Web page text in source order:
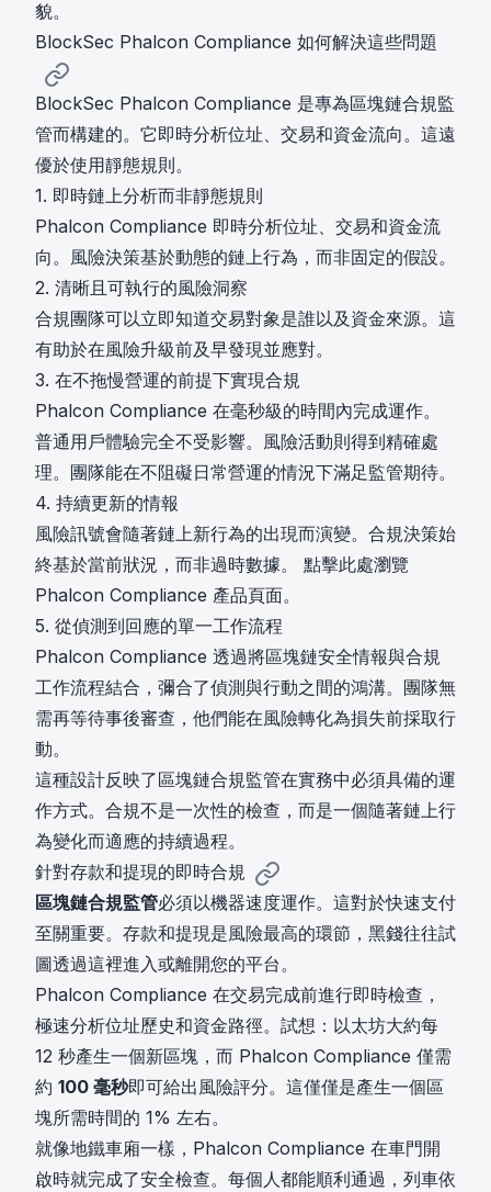
貌。
BlockSec Phalcon Compliance 如何解決這些問題
BlockSec Phalcon Compliance 是專為區塊鏈合規監
管而構建的。它即時分析位址、交易和資金流向。這遠
優於使用靜態規則。
1. 即時鏈上分析而非靜態規則
Phalcon Compliance 即時分析位址、交易和資金流
向。風險決策基於動態的鏈上行為，而非固定的假設。
2. 清晰且可執行的風險洞察
合規團隊可以立即知道交易對象是誰以及資金來源。這
有助於在風險升級前及早發現並應對。
3. 在不拖慢營運的前提下實現合規
Phalcon Compliance 在毫秒級的時間內完成運作。
普通用戶體驗完全不受影響。風險活動則得到精確處
理。團隊能在不阻礙日常營運的情況下滿足監管期待。
4. 持續更新的情報
風險訊號會隨著鏈上新行為的出現而演變。合規決策始
終基於當前狀況，而非過時數據。 點擊此處瀏覽
Phalcon Compliance 產品頁面。
5. 從偵測到回應的單一工作流程
Phalcon Compliance 透過將區塊鏈安全情報與合規
工作流程結合，彌合了偵測與行動之間的鴻溝。團隊無
需再等待事後審查，他們能在風險轉化為損失前採取行
動。
這種設計反映了區塊鏈合規監管在實務中必須具備的運
作方式。合規不是一次性的檢查，而是一個隨著鏈上行
為變化而適應的持續過程。
針對存款和提現的即時合規
區塊鏈合規監管必須以機器速度運作。這對於快速支付
至關重要。存款和提現是風險最高的環節，黑錢往往試
圖透過這裡進入或離開您的平台。
Phalcon Compliance 在交易完成前進行即時檢查，
極速分析位址歷史和資金路徑。試想：以太坊大約每
12 秒產生一個新區塊，而 Phalcon Compliance 僅需
約 100 毫秒即可給出風險評分。這僅僅是產生一個區
塊所需時間的 1% 左右。
就像地鐵車廂一樣，Phalcon Compliance 在車門開
啟時就完成了安全檢查。每個人都能順利通過，列車依